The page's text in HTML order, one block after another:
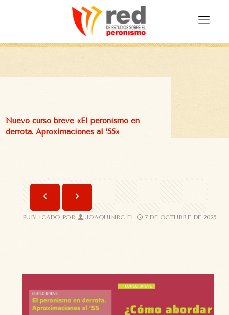
Nuevo curso breve «El peronismo en
derrota. Aproximaciones al ’55»
PUBLICADO POR JOAQUINRC EL 7 DE OCTUBRE DE 2025